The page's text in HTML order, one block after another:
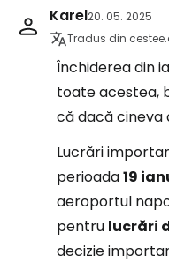
Karel20. 05. 2025
Tradus din
Închiderea din
toate acestea,
că dacă cineva
Lucrări
perioada19
aeroportul
pentru lucrări
decizie